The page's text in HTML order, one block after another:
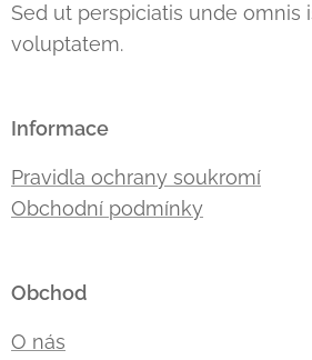
Sed ut perspiciatis unde omnis
voluptatem.
Informace
Pravidla ochrany soukromí
Obchodní podmínky
Obchod
O nás